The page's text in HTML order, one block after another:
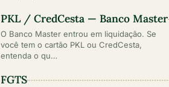
PKL / CredCesta — Banco Master
O Banco Master entrou em liquidação. Se
você tem o cartão PKL ou CredCesta,
entenda o qu…
FGTS